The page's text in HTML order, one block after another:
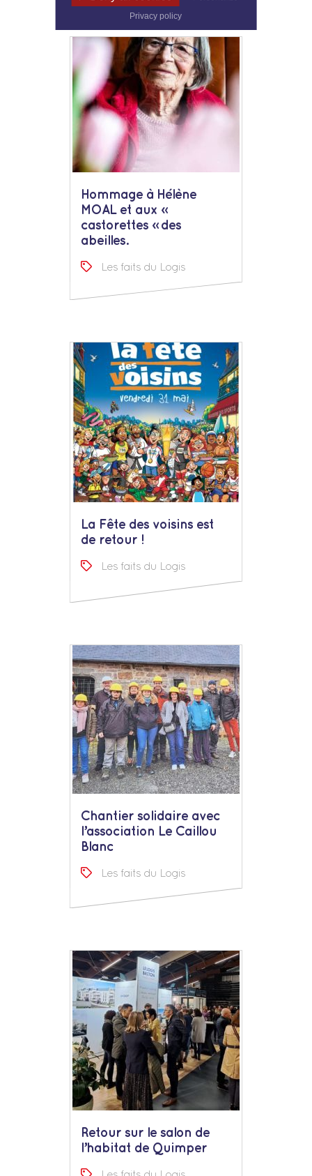
Hommage à Hélène
MOAL et aux «
castorettes » des
abeilles.
Les faits du Logis
La Fête des voisins est
de retour !
Les faits du Logis
Chantier solidaire avec
l’association Le Caillou
Blanc
Les faits du Logis
Retour sur le salon de
l’habitat de Quimper
Privacy policy